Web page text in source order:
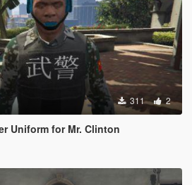
311 2
Uniform for Mr. Clinton